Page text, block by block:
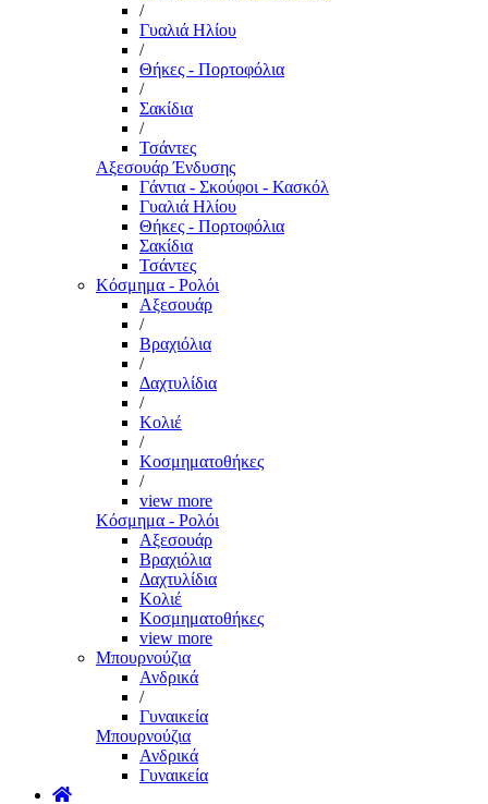
/
Γυαλιά Ηλίου
/
Θήκες - Πορτοφόλια
/
Σακίδια
/
Τσάντες
Αξεσουάρ Ένδυσης
Γάντια - Σκούφοι - Κασκόλ
Γυαλιά Ηλίου
Θήκες - Πορτοφόλια
Σακίδια
Τσάντες
Κόσμημα - Ρολόι
Αξεσουάρ
/
Βραχιόλια
/
Δαχτυλίδια
/
Κολιέ
/
Κοσμηματοθήκες
/
view more
Κόσμημα - Ρολόι
Αξεσουάρ
Βραχιόλια
Δαχτυλίδια
Κολιέ
Κοσμηματοθήκες
view more
Μπουρνούζια
Ανδρικά
/
Γυναικεία
Μπουρνούζια
Ανδρικά
Γυναικεία